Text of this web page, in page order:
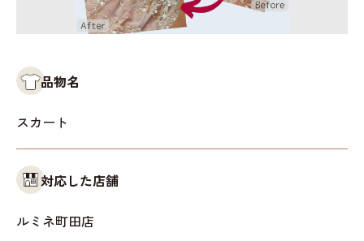
品物名
スカート
対応した店舗
ルミネ町田店